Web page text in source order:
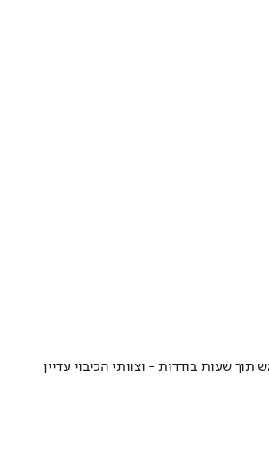
שבדרום המדינה • תיעודים ברשת הראו להבות ענק ועשן כבד שנע לכיוון מבני מגורים סמוכים • 20,000 דונם עלו באש תוך שעות בודדות - וצוותי הכיבוי עדיין